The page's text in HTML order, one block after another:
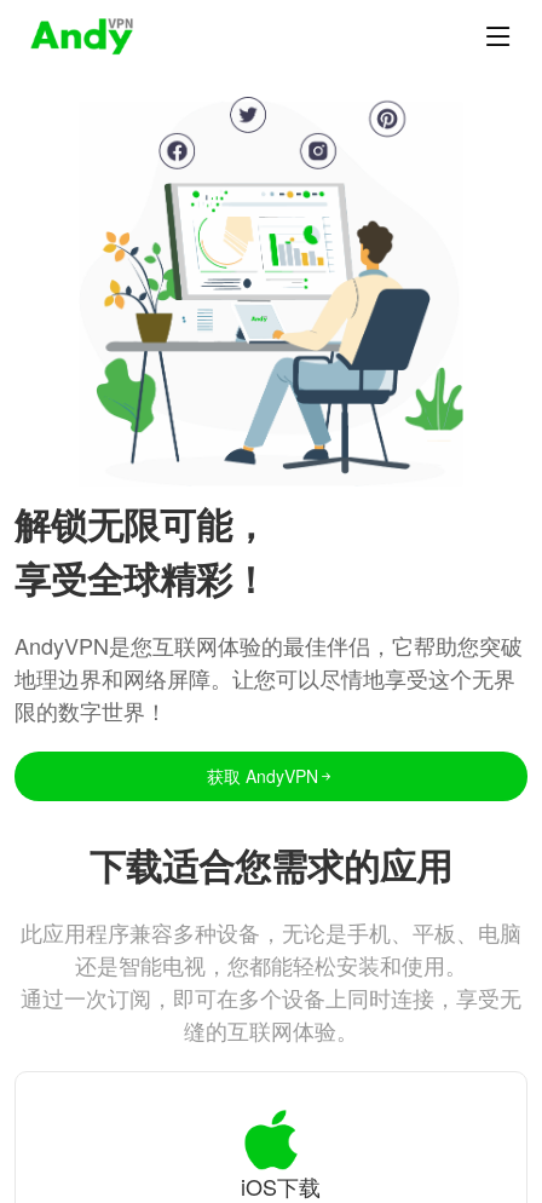
解锁无限可能，
享受全球精彩！
AndyVPN是您互联网体验的最佳伴侣，它帮助您突破
地理边界和网络屏障。让您可以尽情地享受这个无界
限的数字世界！
获取 AndyVPN
下载适合您需求的应用
此应用程序兼容多种设备，无论是手机、平板、电脑
还是智能电视，您都能轻松安装和使用。
通过一次订阅，即可在多个设备上同时连接，享受无
缝的互联网体验。
iOS下载